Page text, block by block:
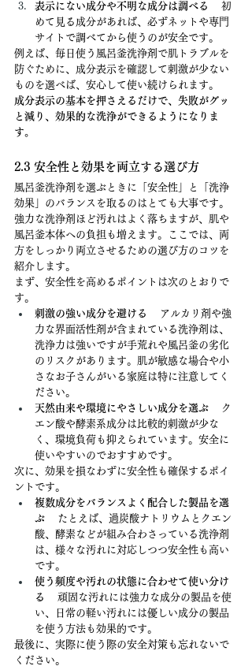
表示にない成分や不明な成分は調べる
初
めて見る成分があれば、必ずネットや専門
サイトで調べてから使うのが安全です。
例えば、毎日使う風呂釜洗浄剤で肌トラブルを
防ぐために、成分表示を確認して刺激が少ない
ものを選べば、安心して使い続けられます。
成分表示の基本を押さえるだけで、失敗がグッ
と減り、効果的な洗浄ができるようになりま
す。
2.3 安全性と効果を両立する選び方
風呂釜洗浄剤を選ぶときに「安全性」と「洗浄
効果」のバランスを取るのはとても大事です。
強力な洗浄剤ほど汚れはよく落ちますが、肌や
風呂釜本体への負担も増えます。ここでは、両
方をしっかり両立させるための選び方のコツを
紹介します。
まず、安全性を高めるポイントは次のとおりで
す。
刺激の強い成分を避ける
アルカリ剤や強
力な界面活性剤が含まれている洗浄剤は、
洗浄力は強いですが手荒れや風呂釜の劣化
のリスクがあります。肌が敏感な場合や小
さなお子さんがいる家庭は特に注意してく
ださい。
天然由来や環境にやさしい成分を選ぶ ク
エン酸や酵素系成分は比較的刺激が少な
く、環境負荷も抑えられています。安全に
使いやすいのでおすすめです。
次に、効果を損なわずに安全性も確保するポイ
ントです。
複数成分をバランスよく配合した製品を選
ぶ たとえば、過炭酸ナトリウムとクエン
酸、酵素などが組み合わさっている洗浄剤
は、様々な汚れに対応しつつ安全性も高い
です。
使う頻度や汚れの状態に合わせて使い分け
る
頑固な汚れには強力な成分の製品を使
い、日常の軽い汚れには優しい成分の製品
を使う方法も効果的です。
最後に、実際に使う際の安全対策も忘れないで
ください。